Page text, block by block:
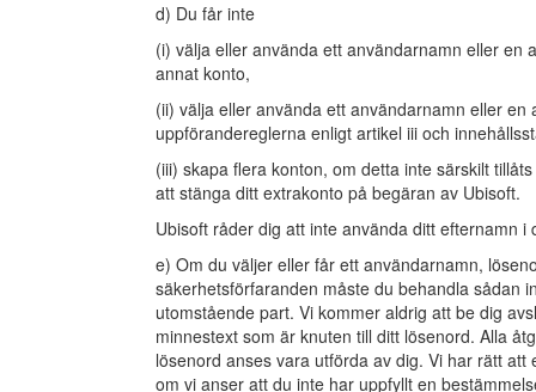
d) Du får inte
(i) välja eller använda ett användarnamn eller
annat konto,
(ii) välja eller använda ett användarnamn eller
uppförandereglerna enligt artikel iii och
(iii) skapa flera konton, om detta inte särskilt
att stänga ditt extrakonto på begäran av Ubisoft.
Ubisoft råder dig att inte använda ditt efternamn i
e) Om du väljer eller får ett användarnamn,
säkerhetsförfaranden måste du behandla sådan
utomstående part. Vi kommer aldrig att be dig
minnestext som är knuten till ditt lösenord. Alla
lösenord anses vara utförda av dig. Vi har rätt
om vi anser att du inte har uppfyllt en